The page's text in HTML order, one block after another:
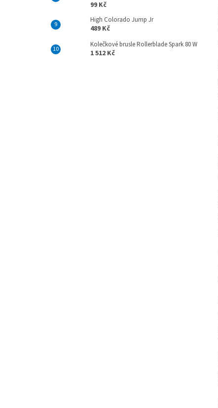
99 Kč
High Colorado Jump Jr
489 Kč
Kolečkové brusle Rollerblade Spark 80 W
1 512 Kč